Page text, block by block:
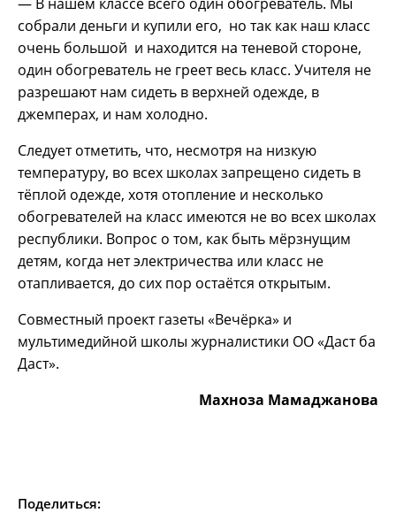
собрали деньги и купили его, но так как наш класс
очень большой и находится на теневой стороне,
один обогреватель не греет весь класс. Учителя не
разрешают нам сидеть в верхней одежде, в
джемперах, и нам холодно.
Следует отметить, что, несмотря на низкую
температуру, во всех школах запрещено сидеть в
тёплой одежде, хотя отопление и несколько
обогревателей на класс имеются не во всех школах
республики. Вопрос о том, как быть мёрзнущим
детям, когда нет электричества или класс не
отапливается, до сих пор остаётся открытым.
Совместный проект газеты «Вечёрка» и
мультимедийной школы журналистики ОО «Даст ба
Даст».
Махноза Мамаджанова
Поделиться: